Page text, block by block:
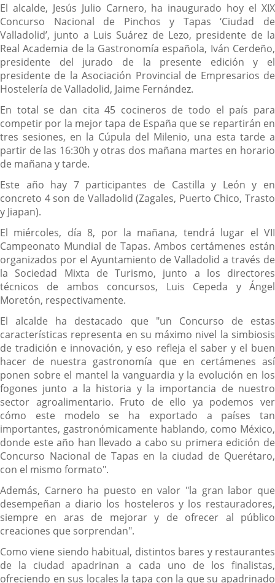
El alcalde, Jesús Julio Carnero, ha inaugurado hoy el XIX
Concurso Nacional de Pinchos y Tapas ‘Ciudad de
Valladolid’, junto a Luis Suárez de Lezo, presidente de la
Real Academia de la Gastronomía española, Iván Cerdeño,
presidente del jurado de la presente edición y el
presidente de la Asociación Provincial de Empresarios de
Hostelería de Valladolid, Jaime Fernández.
En total se dan cita 45 cocineros de todo el país para
competir por la mejor tapa de España que se repartirán en
tres sesiones, en la Cúpula del Milenio, una esta tarde a
partir de las 16:30h y otras dos mañana martes en horario
de mañana y tarde.
Este año hay 7 participantes de Castilla y León y en
concreto 4 son de Valladolid (Zagales, Puerto Chico, Trasto
y Jiapan).
El miércoles, día 8, por la mañana, tendrá lugar el VII
Campeonato Mundial de Tapas. Ambos certámenes están
organizados por el Ayuntamiento de Valladolid a través de
la Sociedad Mixta de Turismo, junto a los directores
técnicos de ambos concursos, Luis Cepeda y Ángel
Moretón, respectivamente.
El alcalde ha destacado que "un Concurso de estas
características representa en su máximo nivel la simbiosis
de tradición e innovación, y eso refleja el saber y el buen
hacer de nuestra gastronomía que en certámenes así
ponen sobre el mantel la vanguardia y la evolución en los
fogones junto a la historia y la importancia de nuestro
sector agroalimentario. Fruto de ello ya podemos ver
cómo este modelo se ha exportado a países tan
importantes, gastronómicamente hablando, como México,
donde este año han llevado a cabo su primera edición de
Concurso Nacional de Tapas en la ciudad de Querétaro,
con el mismo formato".
Además, Carnero ha puesto en valor "la gran labor que
desempeñan a diario los hosteleros y los restauradores,
siempre en aras de mejorar y de ofrecer al público
creaciones que sorprendan".
Como viene siendo habitual, distintos bares y restaurantes
de la ciudad apadrinan a cada uno de los finalistas,
ofreciendo en sus locales la tapa con la que su apadrinado